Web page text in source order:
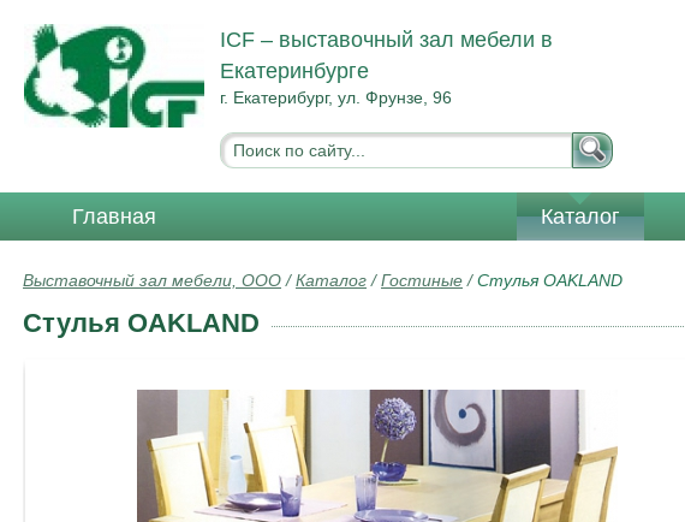
ICF – выставочный зал мебели в
Екатеринбурге
г. Екатерибург, ул. Фрунзе, 96
Главная Каталог
Выставочный зал мебели, ООО /Каталог /Гостиные /Стулья OAKLAND
Стулья OAKLAND